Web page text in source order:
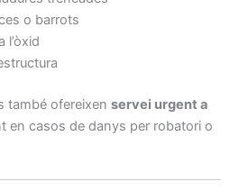
o barrots
l’òxid
també ofereixen servei urgent a
en casos de danys per robatori o